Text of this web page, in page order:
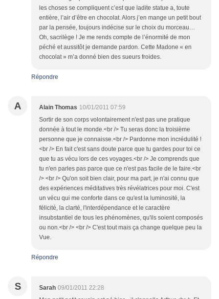
les choses se compliquent c’est que ladite statue a, toute
entière, l’air d’être en chocolat. Alors j’en mange un petit bout
par la pensée, toujours indécise sur le choix du morceau…
Oh, sacrilège ! Je me rends compte de l’énormité de mon
péché et aussitôt je demande pardon. Cette Madone « en
chocolat » m’a donné bien des sueurs froides.
Répondre
A Alain Thomas 10/01/2011 07:59
Sortir de son corps volontairement n'est pas une pratique
donnée à tout le monde.<br /> Tu seras donc la troisième
personne que je connaisse.<br /> Pardonne mon incrédulité !
<br /> En fait c'est sans doute parce que tu gardes pour toi ce
que tu as vécu lors de ces voyages.<br /> Je comprends que
tu n'en parles pas parce que ce n'est pas facile de le faire.<br
/> <br /> Qu'on soit bien clair, pour ma part, je n'ai connu que
des expériences méditatives très révélatrices pour moi. C'est
un vécu qui me conforte dans ce qu'est la luminosité, la
félicité, la clarté, l'interdépendance et le caractère
insubstantiel de tous les phénomènes, qu'ils soient composés
ou non.<br /> <br /> C'est tout mais ça change quelque peu la
Vue.
Répondre
S Sarah 09/01/2011 22:28